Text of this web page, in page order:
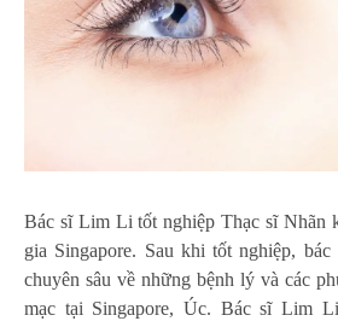
Bác sĩ Lim Li tốt nghiệp Thạc sĩ Nhãn
gia Singapore. Sau khi tốt nghiệp,
chuyên sâu về những bệnh lý và các
mạc tại Singapore, Úc. Bác sĩ Lim